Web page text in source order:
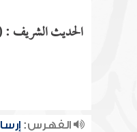
الحديث الشريف : (
الفهرس: